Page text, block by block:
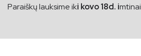
Paraiškų lauksime iki kovo 18d. imtinai